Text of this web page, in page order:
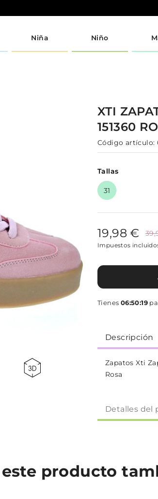
Niña Niño
XTI
151360
Código artículo:
Tallas
31
19,98 €
Impuestos
Tienes 06:50:18
Descripción
Zapatos Xti
Rosa
Detalles del
producto